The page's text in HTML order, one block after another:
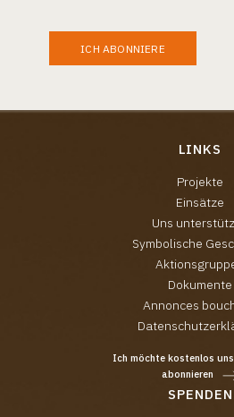
ICH ABONNIERE
LINKS
Projekte
Einsätze
Uns
Symbolische
Dokumente
Annonces
Ich möchte kostenlos
abonnieren
SPENDEN